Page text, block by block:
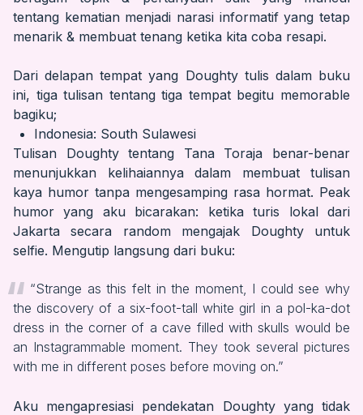
tentang kematian menjadi narasi informatif yang tetap
menarik & membuat tenang ketika kita coba resapi.
Dari delapan tempat yang Doughty tulis dalam buku
ini, tiga tulisan tentang tiga tempat begitu memorable
bagiku;
Indonesia: South Sulawesi
Tulisan Doughty tentang Tana Toraja benar-benar
menunjukkan kelihaiannya dalam membuat tulisan
kaya humor tanpa mengesamping rasa hormat. Peak
humor yang aku bicarakan: ketika turis lokal dari
Jakarta secara random mengajak Doughty untuk
selfie. Mengutip langsung dari buku:
“Strange as this felt in the moment, I could see why
the discovery of a six-foot-tall white girl in a pol-ka-dot
dress in the corner of a cave filled with skulls would be
an Instagrammable moment. They took several pictures
with me in different poses before moving on.”
Aku mengapresiasi pendekatan Doughty yang tidak